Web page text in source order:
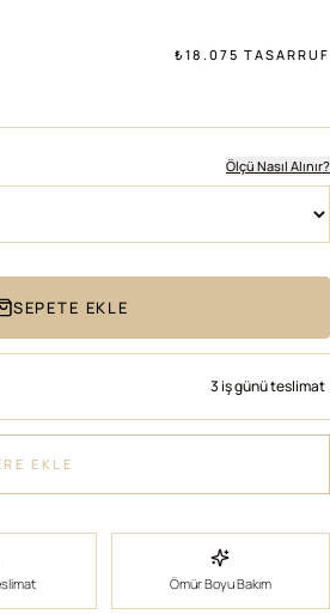
₺18.075 TASARRUF
Ölçü Nasıl Alınır?
SEPETE EKLE
3 iş günü teslimat
EKLE
Ömür Boyu Bakım